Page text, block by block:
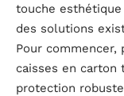
touche
des solutions
Pour
caisses en
protection